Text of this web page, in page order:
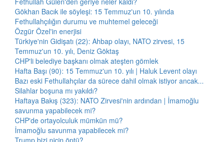
Gökhan Bacık ile söyleşi: 15 Temmuz'un 10. yılında
Fethullahçılığın durumu ve muhtemel geleceği
Özgür Özel'in enerjisi
Türkiye'nin Gidişatı (22): Ahbap olayı, NATO zirvesi, 15
Temmuz'un 10. yılı, Deniz Göktaş
CHP'li belediye başkanı olmak ateşten gömlek
Hafta Başı (90): 15 Temmuz'un 10. yılı | Haluk Levent olayı
Bazı eski Fethullahçılar da sürece dahil olmak istiyor ancak...
Silahlar boşuna mı yakıldı?
Haftaya Bakış (323): NATO Zirvesi'nin ardından | İmamoğlu
savunma yapabilecek mi?
CHP'de ortayolculuk mümkün mü?
İmamoğlu savunma yapabilecek mi?
Trump bizi niçin öptü?